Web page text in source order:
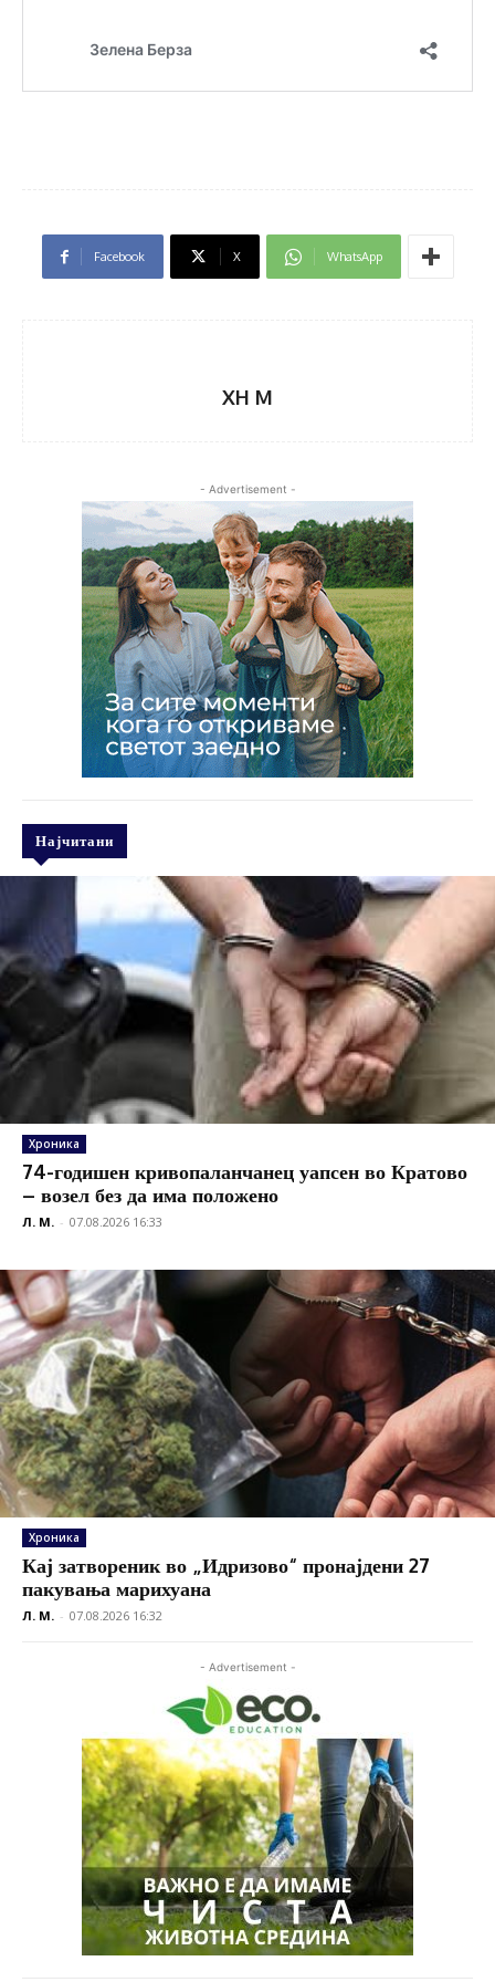
Facebook X WhatsApp
XH M
- Advertisement -
Најчитани
Хроника
74-годишен кривопаланчанец уапсен во Кратово
– возел без да има положено
Л. М. - 07.08.2026 16:33
Хроника
Кај затвореник во „Идризово“ пронајдени 27
пакувања марихуана
Л. М. - 07.08.2026 16:32
- Advertisement -